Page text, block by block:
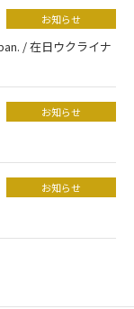
お知らせ
/ 在日ウクライナ
お知らせ
お知らせ